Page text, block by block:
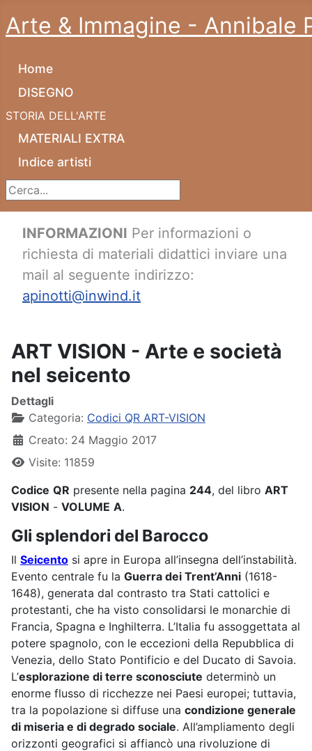
Arte & Immagine - Annibale
Home
DISEGNO
STORIA DELL'ARTE
MATERIALI EXTRA
Indice artisti
Cerca...
INFORMAZIONI Per informazioni o
richiesta di materiali didattici inviare una
mail al seguente indirizzo:
apinotti@inwind.it
ART VISION - Arte e società
nel seicento
Dettagli
Categoria: Codici QR ART-VISION
Creato: 24 Maggio 2017
Visite: 11859
Codice QR presente nella pagina 244, del libro ART
VISION - VOLUME A.
Gli splendori del Barocco
Il Seicento si apre in Europa all’insegna dell’instabilità.
Evento centrale fu la Guerra dei Trent’Anni (1618-
1648), generata dal contrasto tra Stati cattolici e
protestanti, che ha visto consolidarsi le monarchie di
Francia, Spagna e Inghilterra. L’Italia fu assoggettata al
potere spagnolo, con le eccezioni della Repubblica di
Venezia, dello Stato Pontificio e del Ducato di Savoia.
L’esplorazione di terre sconosciute determinò un
enorme flusso di ricchezze nei Paesi europei; tuttavia,
tra la popolazione si diffuse una condizione generale
di miseria e di degrado sociale. All’ampliamento degli
orizzonti geografici si affiancò una rivoluzione di